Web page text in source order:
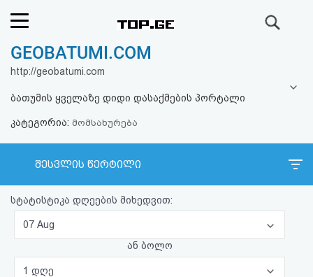
რეიტინგი
ფოსტა
კითხვა-
პასუხი
ავტორიზაცია
რეგისტრაცია
GEOBATUMI.COM
http://geobatumi.com
ბათუმის ყველაზე დიდი დასაქმების პორტალი
კატეგორია: მომსახურება
შესვლის წერტილი
სტატისტიკა დღეების მიხედვით:
07 Aug
ან ბოლო
1 დღე